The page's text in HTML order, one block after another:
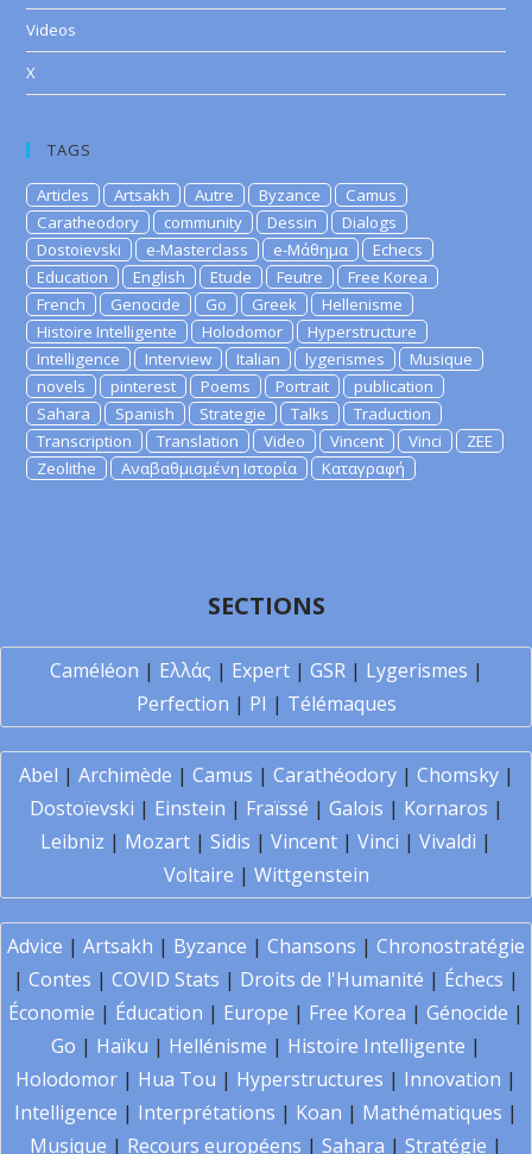
Videos
X
TAGS
Articles Artsakh Autre Byzance
Camus
Caratheodory
community Dessin
Dialogs
Dostoievski
e-Masterclass e-Μάθημα
Echecs
Education
English Etude Feutre
Free Korea
French
Genocide Go Greek
Hellenisme
Histoire Intelligente
Holodomor
Hyperstructure
Intelligence
Interview Italian lygerismes
Musique
novels
pinterest Poems Portrait
publication
Sahara
Spanish Strategie Talks
Traduction
Transcription
Translation Video Vincent Vinci
ZEE
Zeolithe
Αναβαθμισμένη Ιστορία Καταγραφή
SECTIONS
Caméléon | Ελλάς | Expert| GSR| Lygerismes |
Perfection | PI | Télémaques
Abel | Archimède | Camus | Carathéodory| Chomsky|
Dostoïevski | Einstein | Fraïssé | Galois | Kornaros |
Leibniz | Mozart | Sidis | Vincent | Vinci | Vivaldi |
Voltaire | Wittgenstein
Advice | Artsakh | Byzance | Chansons | Chronostratégie
| Contes | COVID Stats | Droits de l'Humanité | Échecs |
Économie | Éducation | Europe | Free Korea | Génocide |
Go | Haïku | Hellénisme | Histoire Intelligente |
Holodomor | Hua Tou | Hyperstructures | Innovation |
Intelligence | Interprétations | Koan | Mathématiques |
Musique | Recours européens | Sahara | Stratégie |